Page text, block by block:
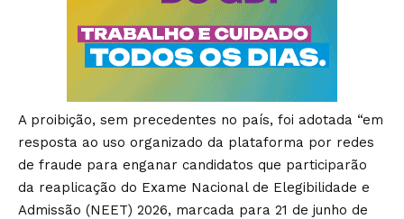
A proibição, sem precedentes no país, foi adotada “em
resposta ao uso organizado da plataforma por redes
de fraude para enganar candidatos que participarão
da reaplicação do Exame Nacional de Elegibilidade e
Admissão (NEET) 2026, marcada para 21 de junho de